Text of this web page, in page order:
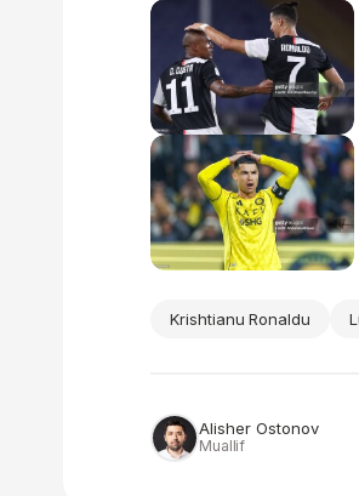
Krishtianu Ronaldu
Alisher Ostonov
Muallif